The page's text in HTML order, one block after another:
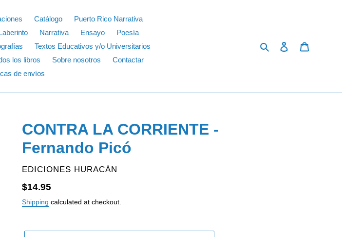
Catálogo
Puerto Rico Narrativa
Narrativa Ensayo
Poesía
Textos Educativos y/o Universitarios
los libros Sobre nosotros
Contactar
de envíos
Search Log in
CONTRA LA CORRIENTE -
Fernando Picó
VENDOR
EDICIONES HURACÁN
Regular
price
$14.95
Shipping calculated at checkout.